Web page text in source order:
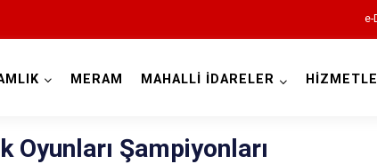
e-
MERAM MAHALLİ İDARELER
Oyunları Şampiyonları